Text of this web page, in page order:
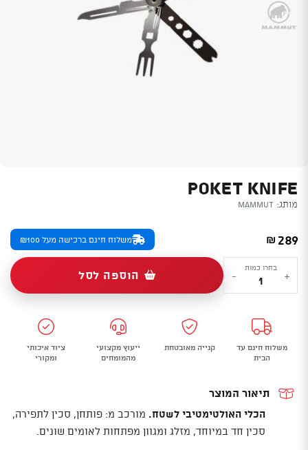
POKET KNIFE
מותג: Mammut
₪ 289 משלוח חינם ברכישה מעל ₪100
+
כמות
של
Knife
בחרו כמות
- הוספה לסל
משלוח חינם עד
הבית
קנייה מאובטחת
ייעוץ מקצועי
מהמומחים
ציוד איכותי
ומקורי
תיאור המוצר
הכלי האולטימטיבי לשטח. מורכב מ: פותחן, סכין לתפירה,
סכין חד במיוחד, מזלג ומגוון מפתחות לאומים שונים.